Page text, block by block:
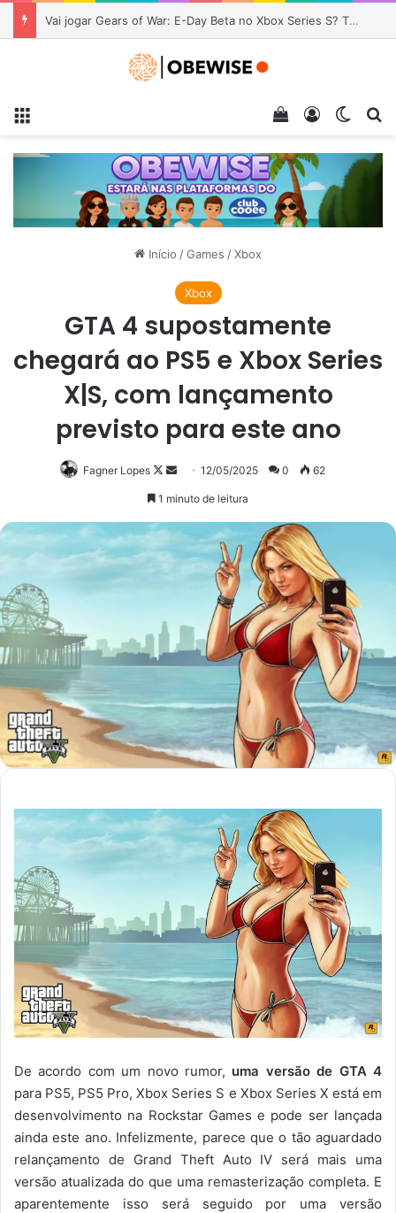
Ghost Recon Wildlands pode ser seu por um preço baixíssimo, com upgrade gratuito para nova geração
Entrar
Veja seu
Início /Games /Xbox
Xbox
GTA 4 supostamente
chegará ao PS5 e Xbox Series
X|S, com lançamento
previsto para este ano
Fagner Lopes
Follow
Mande
mail
12/05/2025 0 62
1 minuto de leitura
De acordo com um novo rumor, uma versão de GTA 4
para PS5, PS5 Pro, Xbox Series S e Xbox Series X está em
desenvolvimento na Rockstar Games e pode ser lançada
ainda este ano. Infelizmente, parece que o tão aguardado
relançamento de Grand Theft Auto IV será mais uma
versão atualizada do que uma remasterização completa. E
aparentemente isso será seguido por uma versão